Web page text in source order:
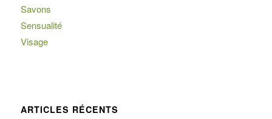
Savons
Sensualité
Visage
ARTICLES RÉCENTS